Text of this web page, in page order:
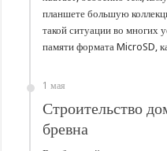
планшете большую
такой ситуации во многих
памяти формата MicroSD,
1 мая
Строительство
бревна